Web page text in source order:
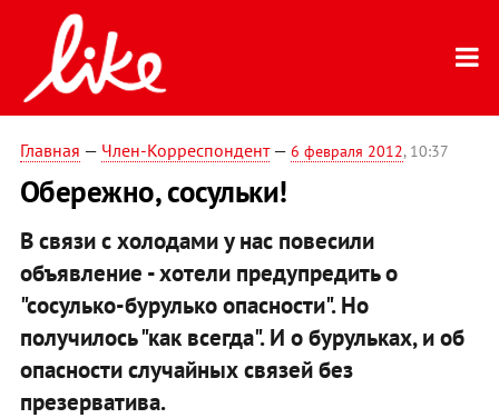
Главная — Член-Корреспондент— 6 февраля 2012, 10:37
Обережно, сосульки!
В связи с холодами у нас повесили
объявление - хотели предупредить о
"сосулько-бурулько опасности". Но
получилось "как всегда". И о бурульках, и об
опасности случайных связей без
презерватива.